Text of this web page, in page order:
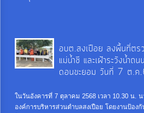
อบต.สงเปือย ลงพื้นที่ตร
แม่น้ำชี และเฝ้าระวังน้ำ
ดอนขะยอม วันที่ 7 ต.ค
ในวันอังคารที่ 7 ตุลาคม 2568 เวลา 10.30 น.
องค์การบริหารส่วนตำบลสงเปือย โดยงานป้อง